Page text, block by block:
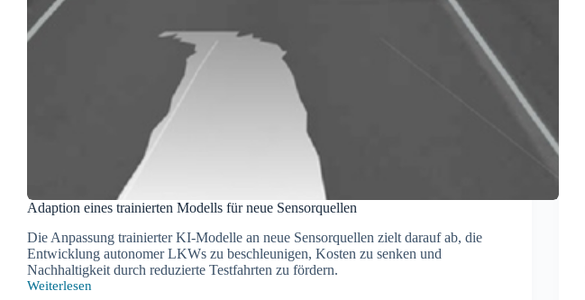
Adaption eines trainierten Modells für neue Sensorquellen
Die Anpassung trainierter KI-Modelle an neue Sensorquellen zielt darauf ab, die
Entwicklung autonomer LKWs zu beschleunigen, Kosten zu senken und
Nachhaltigkeit durch reduzierte Testfahrten zu fördern.
Weiterlesen
Adaption